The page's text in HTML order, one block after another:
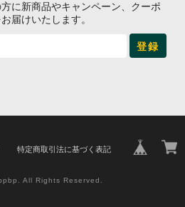
に新商品やキャンペーン、クーポ
届けいたします。
登録
特定商取引法に基づく表記
All Rights Reserved.